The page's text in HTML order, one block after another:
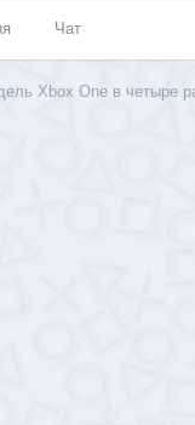
Чат
Xbox One в четыре